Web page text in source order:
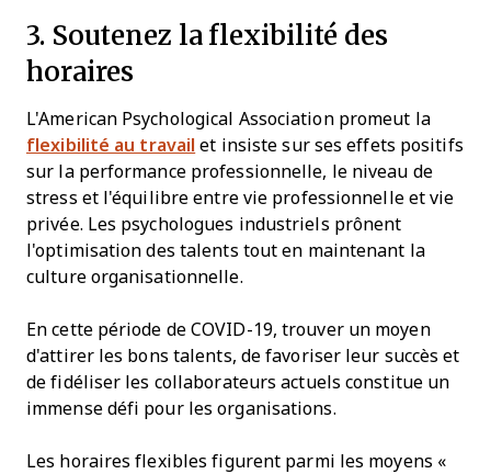
3. Soutenez la flexibilité des
horaires
L'American Psychological Association promeut la
flexibilité au travail et insiste sur ses effets positifs
sur la performance professionnelle, le niveau de
stress et l'équilibre entre vie professionnelle et vie
privée. Les psychologues industriels prônent
l'optimisation des talents tout en maintenant la
culture organisationnelle.
En cette période de COVID-19, trouver un moyen
d'attirer les bons talents, de favoriser leur succès et
de fidéliser les collaborateurs actuels constitue un
immense défi pour les organisations.
Les horaires flexibles figurent parmi les moyens «